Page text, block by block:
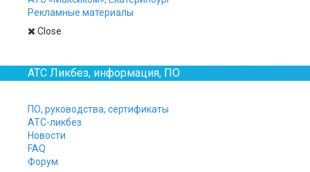
Рекламные материалы
Close
АТС Ликбез, информация, ПО
ПО, руководства, сертификаты
АТС-ликбез
Новости
FAQ
Форум